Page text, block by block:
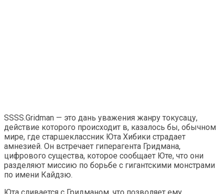
SSSS.Gridman — это дань уважения жанру токусацу,
действие которого происходит в, казалось бы, обычном
мире, где старшеклассник Юта Хибики страдает
амнезией. Он встречает гиперагента Гридмана,
цифрового существа, которое сообщает Юте, что они
разделяют миссию по борьбе с гигантскими монстрами
по имени Кайдзю.
Юта сливается с Гридманом, что позволяет ему